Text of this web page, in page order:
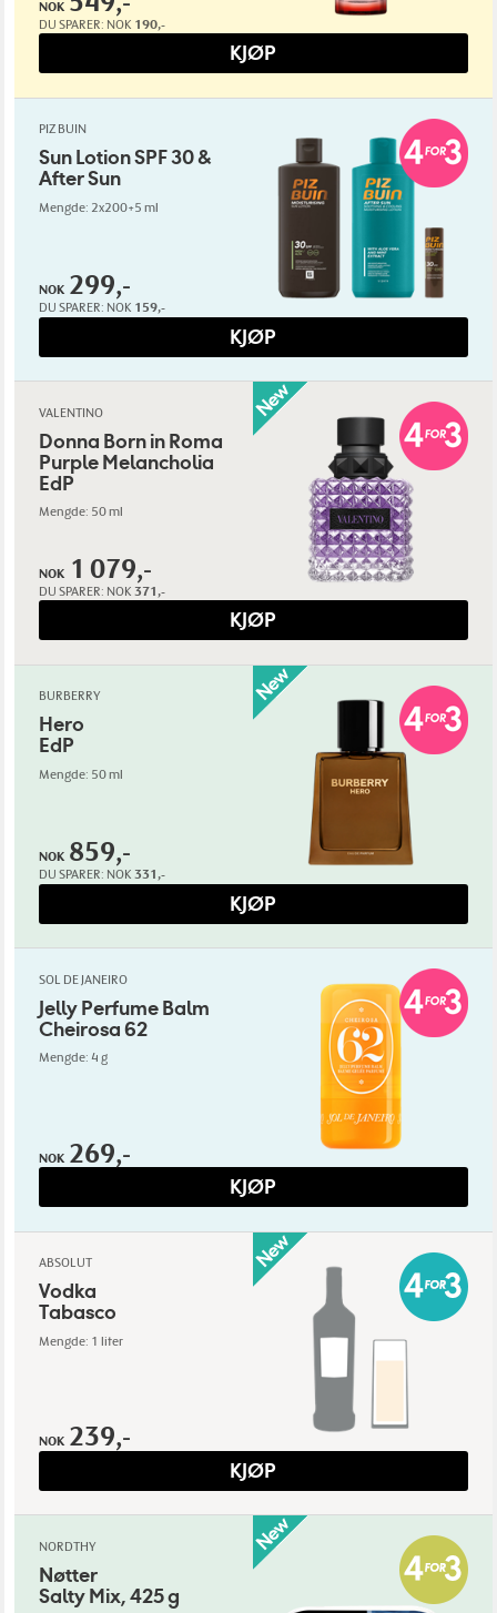
NOK
DU SPARER: NOK 190,-
KJØP
PIZ BUIN
Sun Lotion SPF 30 &
After Sun
Mengde: 2x200+5 ml
NOK 299,-
DU SPARER: NOK 159,-
KJØP
VALENTINO
Donna Born in Roma
Purple Melancholia
EdP
Mengde: 50 ml
NOK 1 079,-
DU SPARER: NOK 371,-
KJØP
BURBERRY
Hero
EdP
Mengde: 50 ml
NOK 859,-
DU SPARER: NOK 331,-
KJØP
SOL DE JANEIRO
Jelly Perfume Balm
Cheirosa 62
Mengde: 4 g
NOK 269,-
KJØP
ABSOLUT
Vodka
Tabasco
Mengde: 1 liter
NOK 239,-
KJØP
NORDTHY
Nøtter
Salty Mix, 425 g